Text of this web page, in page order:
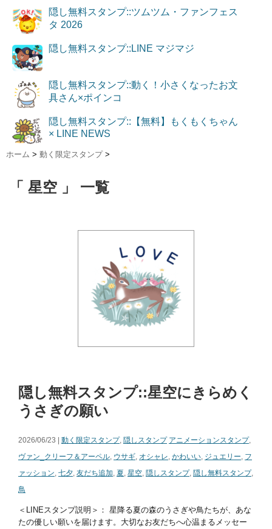
隠し無料スタンプ::ツムツム・ファンフェス
タ 2026
隠し無料スタンプ::LINE マジマジ
隠し無料スタンプ::動く！小さくなったお文
具さん×ポインコ
隠し無料スタンプ::【無料】もくもくちゃん
× LINE NEWS
ホーム > 動く限定スタンプ >
「 星空 」 一覧
隠し無料スタンプ::星空にきらめく
うさぎの願い
2026/06/23 | 動く限定スタンプ, 隠しスタンプ アニメーションスタンプ,
ヴァン_クリーフ＆アーペル, ウサギ, オシャレ, かわいい, ジュエリー, フ
ァッション, 七夕, 友だち追加, 夏, 星空, 隠しスタンプ, 隠し無料スタンプ,
鳥
＜LINEスタンプ説明＞： 星降る夏の森のうさぎや鳥たちが、あな
たの優しい願いを届けます。大切なお友だちへ心温まるメッセー